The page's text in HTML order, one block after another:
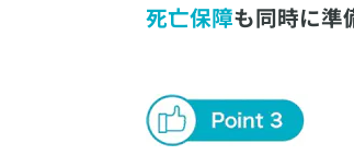
死亡保障も同時に準